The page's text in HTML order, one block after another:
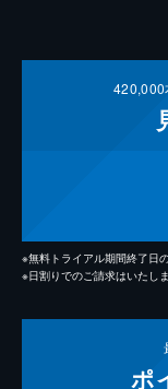
420,000
※無料トライアル期間終了日
※日割りでのご請求はいたしま
ポ